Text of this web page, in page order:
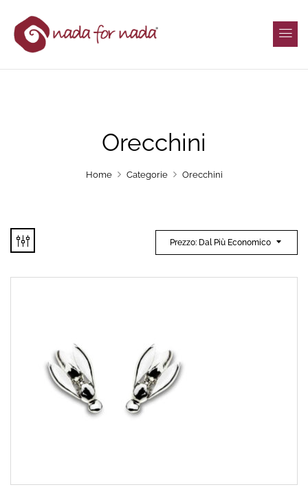
Orecchini
Home Categorie Orecchini
Prezzo: Dal Più Economico